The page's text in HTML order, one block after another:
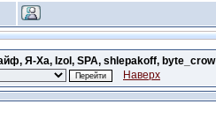
Я-Ха, Izol, SPA, shlepakoff, byte_crow
Наверх